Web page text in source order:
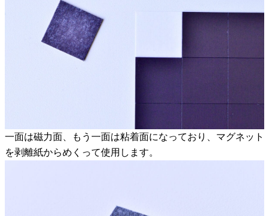
一面は磁力面、もう一面は粘着面になっており、マグネット
を剥離紙からめくって使用します。